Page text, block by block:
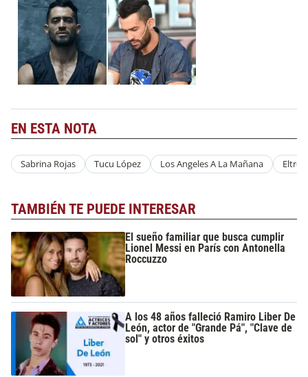
EN ESTA NOTA
Sabrina Rojas Tucu López Los Angeles A La Mañana
TAMBIÉN TE PUEDE INTERESAR
El sueño familiar que busca cumplir
Lionel Messi en París con Antonella
Roccuzzo
A los 48 años falleció Ramiro Liber De
León, actor de "Grande Pá", "Clave de
sol" y otros éxitos